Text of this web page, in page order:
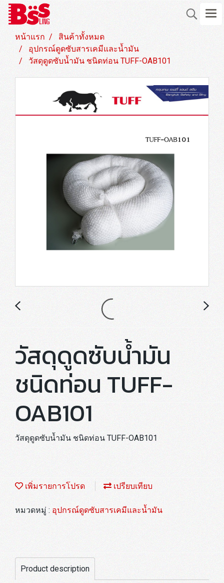
หน้าแรก
สินค้าทั้งหมด
อุปกรณ์ดูดซับสารเคมีและน้ำมัน
วัสดุดูดซับน้ำมัน ชนิดท่อน TUFF-OAB101
วัสดุดูดซับน้ำมัน
ชนิดท่อน TUFF-
OAB101
วัสดุดูดซับน้ำมัน ชนิดท่อน TUFF-OAB101
เพิ่มรายการโปรด เปรียบเทียบ
หมวดหมู่ : อุปกรณ์ดูดซับสารเคมีและน้ำมัน
Product description